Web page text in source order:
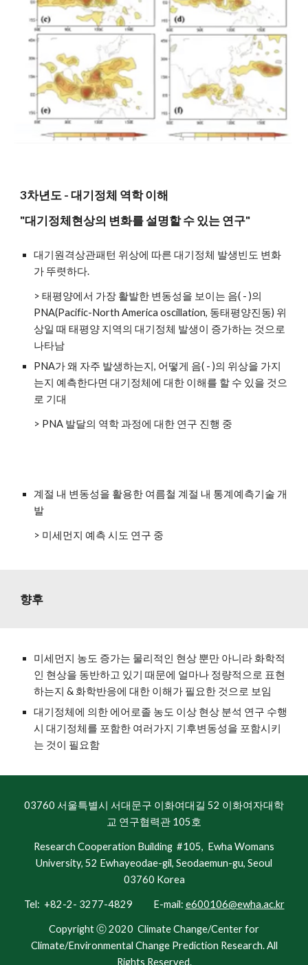
3차년도 - 대기정체 역학 이해
"대기정체현상의 변화를 설명할 수 있는 연구"
대기원격상관패턴 위상에 따른 대기정체 발생빈도 변화
가 뚜렷하다.
> 태평양에서 가장 활발한 변동성을 보이는 음( - )의
PNA(Pacific-North America oscillation, 동태평양진동) 위
상일 때 태평양 지역의 대기정체 발생이 증가하는 것으로
나타남
PNA가 왜 자주 발생하는지, 어떻게 음( - )의 위상을 가지
는지 예측한다면 대기정체에 대한 이해를 할 수 있을 것으
로 기대
> PNA 발달의 역학 과정에 대한 연구 진행 중
계절 내 변동성을 활용한 여름철 계절 내 통계예측기술 개
발
> 미세먼지 예측 시도 연구 중
향후
미세먼지 농도 증가는 물리적인 현상 뿐만 아니라 화학적
인 현상을 동반하고 있기 때문에 얼마나 정량적으로 표현
하는지 & 화학반응에 대한 이해가 필요한 것으로 보임
대기정체에 의한 에어로졸 농도 이상 현상 분석 연구 수행
시 대기정체를 포함한 여러가지 기후변동성을 포함시키
는 것이 필요함
03760 서울특별시 서대문구 이화여대길 52 이화여자대학
교 연구협력관 105호
Research Cooperation Building #105, Ewha Womans
University, 52 Ewhayeodae-gil, Seodaemun-gu, Seoul
03760 Korea
Tel: +82-2- 3277-4829 E-mail: e600106@ewha.ac.kr
Copyright ⓒ 2020 Climate Change/Center for
Climate/Environmental Change Prediction Research.All
Rights Reserved.